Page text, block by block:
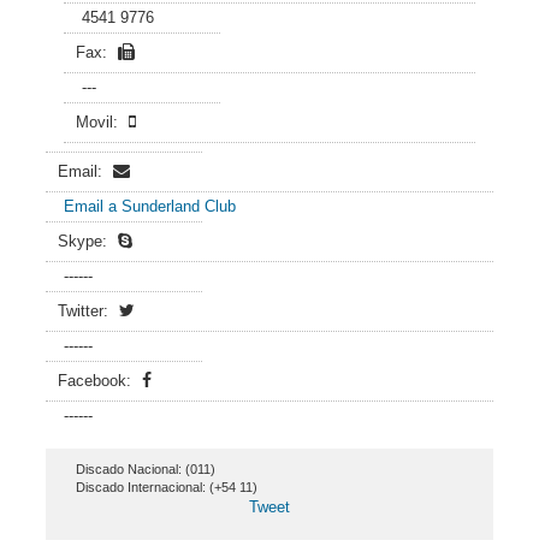
4541 9776
Fax:
---
Movil:
Email:
Email a Sunderland Club
Skype:
------
Twitter:
------
Facebook:
------
Discado Nacional: (011)
Discado Internacional: (+54 11)
Tweet